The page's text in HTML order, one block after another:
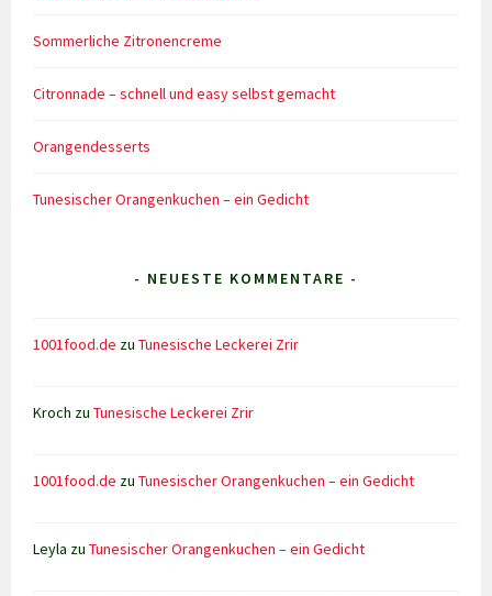
Sommerliche Zitronencreme
Citronnade – schnell und easy selbst gemacht
Orangendesserts
Tunesischer Orangenkuchen – ein Gedicht
- NEUESTE KOMMENTARE -
1001food.de zuTunesische Leckerei Zrir
Kroch zuTunesische Leckerei Zrir
1001food.de zuTunesischer Orangenkuchen – ein Gedicht
Leyla zuTunesischer Orangenkuchen – ein Gedicht